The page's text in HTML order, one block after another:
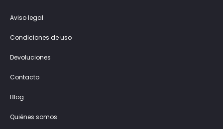
Aviso legal
Condiciones de uso
Devoluciones
Contacto
Blog
Quiénes somos